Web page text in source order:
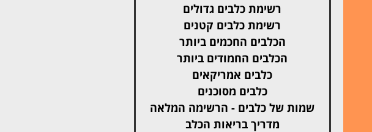
רשימת כלבים גדולים
רשימת כלבים קטנים
הכלבים החכמים ביותר
הכלבים החמודים ביותר
כלבים אמריקאים
כלבים מסוכנים
שמות של כלבים - הרשימה המלאה
מדריך בריאות הכלב